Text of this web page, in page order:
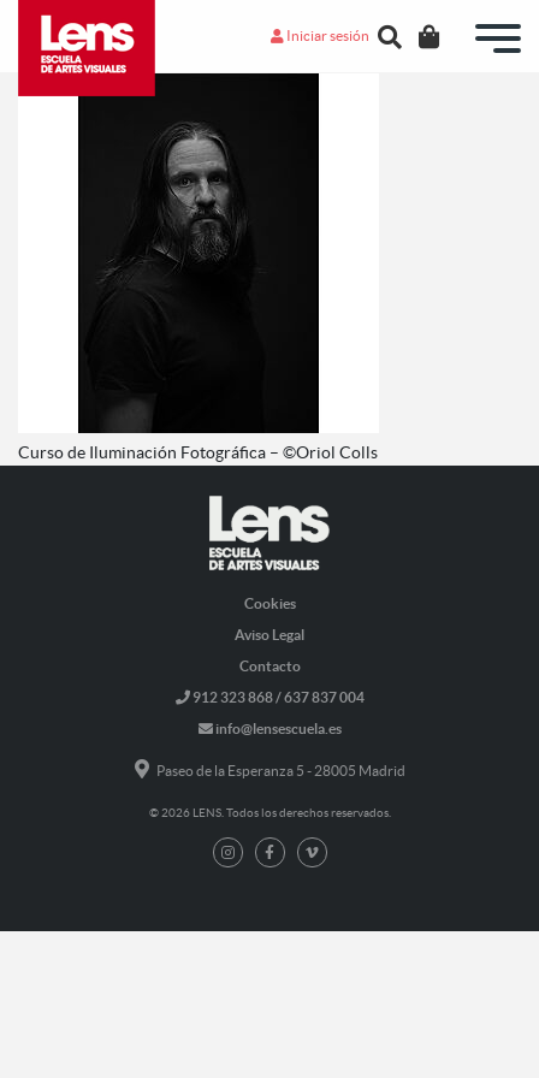
Iniciar sesión
Curso de Iluminación Fotográfica – ©Oriol Colls
Cookies
Aviso Legal
Contacto
912 323 868 / 637 837 004
info@lensescuela.es
Paseo de la Esperanza 5 - 28005 Madrid
© 2026 LENS. Todos los derechos reservados.